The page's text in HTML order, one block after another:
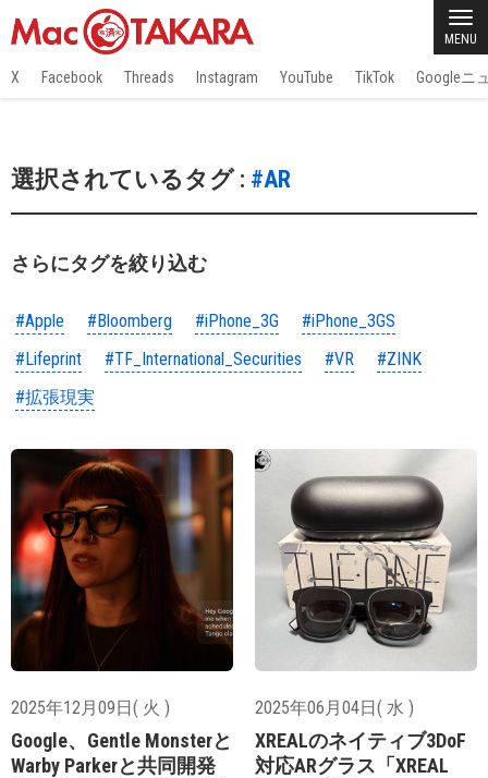
MENU
X Facebook Threads Instagram YouTube TikTok Googleニ
選択されているタグ : #AR
さらにタグを絞り込む
#Apple #Bloomberg #iPhone_3G
#iPhone_3GS
#Lifeprint
#TF_International_Securities #VR
#ZINK
#拡張現実
2025年12月09日( 火 )
Google、Gentle Monsterと
Warby Parkerと共同開発
2025年06月04日( 水 )
XREALのネイティブ3DoF
対応ARグラス「XREAL